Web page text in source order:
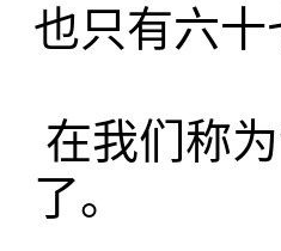
也只有六十
在我们称
了。